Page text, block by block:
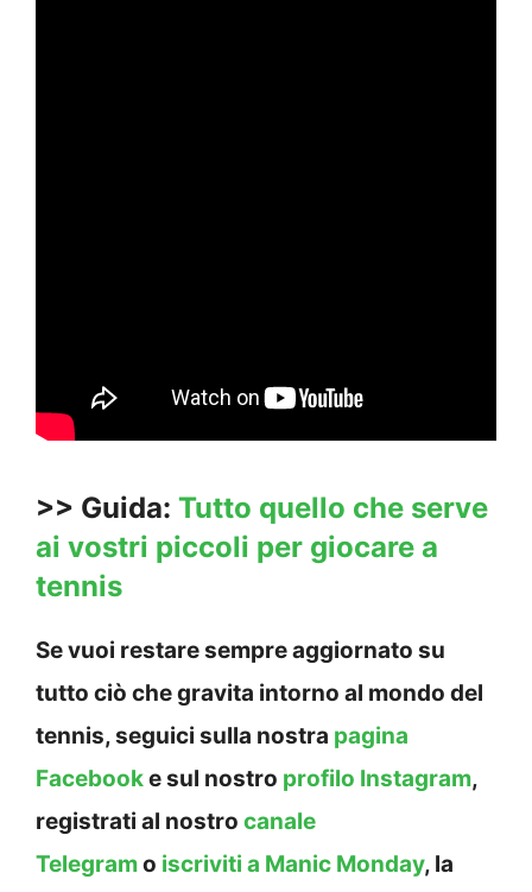
>> Guida: Tutto quello che serve
ai vostri piccoli per giocare a
tennis
Se vuoi restare sempre aggiornato su
tutto ciò che gravita intorno al mondo del
tennis, seguici sulla nostra pagina
Facebooke sul nostro profilo Instagram,
registrati al nostro canale
Telegramo iscriviti a Manic Monday, la